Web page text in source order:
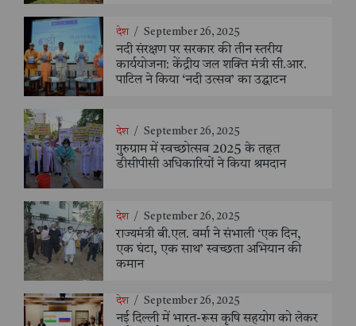
देश / September 26, 2025
नदी संरक्षण पर सरकार की तीन स्तरीय
कार्ययोजना: केंद्रीय जल शक्ति मंत्री सी.आर.
पाटिल ने किया ‘नदी उत्सव’ का उद्घाटन
देश / September 26, 2025
गुरुग्राम में स्वच्छोत्सव 2025 के तहत
डीसीपीसी अधिकारियों ने किया श्रमदान
देश / September 26, 2025
राज्यमंत्री बी.एल. वर्मा ने संभाली ‘एक दिन,
एक घंटा, एक साथ’ स्वच्छता अभियान की
कमान
देश / September 26, 2025
नई दिल्ली में भारत-रूस कृषि सहयोग को लेकर